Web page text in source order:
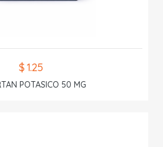
$ 1.25
POTASICO 50 MG